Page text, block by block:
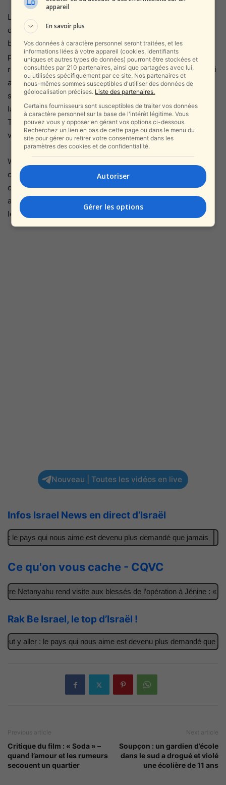
Les détaillants de tout le pays signalent déjà une hausse
des ventes de cravates violettes et de chapeaux à larges
bords. Ce qui a commencé comme un choix de style
personnel est rapidement devenu un symbole de
résistance, de contrôle et de pouvoir. Il est clair que ce qui
a commencé comme une simple décision vestimentaire
s’est transformé en un débat culturel et politique plus
large. À une époque où l’image est primordiale, la famille
Trump a une fois de plus prouvé sa capacité à utiliser les
vêtements pour parler plus fort que les mots.
Washington est en pleine ébullition quant à l’avenir. Une
chose est sûre : en 2025, une cravate n’est plus qu’une
cravate, et un chapeau est bien plus qu’un simple
accessoire. La famille Trump nous montre comment jouer
le jeu de l’image, et elle le fait mieux que quiconque.
Nouveau | Toutes les vidéos en live
Infos Israel News en direct d’Israël
le pays qui nous aime est devenu plus demandé que jamais
Ce qu'on vous cache - CQVC
Netanyahu rend visite aux blessés de l’opération à Jénine : «
Rak Be Israel, le top d’Israël !
y aller : le pays qui nous aime est devenu plus demandé que
Previous article
Critique du film : « Soda » –
quand l’amour et les rumeurs
secouent un quartier
Next article
Soupçon : un gardien d’école
dans le sud a drogué et violé
une écolière de 11 ans
appareil
En savoir plus
Vos données à caractère personnel seront traitées, et les
informations liées à votre appareil (cookies, identifiants
uniques et autres types de données) pourront être stockées et
consultées par 210 partenaires, ainsi que partagées avec lui,
ou utilisées spécifiquement par ce site. Nos partenaires et
nous-mêmes sommes susceptibles d'utiliser des données de
géolocalisation précises. Liste des partenaires.
Certains fournisseurs sont susceptibles de traiter vos données
à caractère personnel sur la base de l'intérêt légitime. Vous
pouvez vous y opposer en gérant vos options ci-dessous.
Recherchez un lien en bas de cette page ou dans le menu du
site pour gérer ou retirer votre consentement dans les
paramètres des cookies et de confidentialité.
Autoriser
Gérer les options